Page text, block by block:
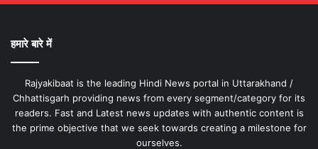
हमारे बारे में
Rajyakibaat is the leading Hindi News portal in Uttarakhand /
Chhattisgarh providing news from every segment/category for its
readers. Fast and Latest news updates with authentic content is
the prime objective that we seek towards creating a milestone for
ourselves.